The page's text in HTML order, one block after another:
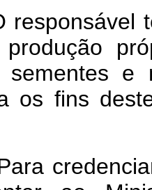
responsável
produção
sementes e
os fins